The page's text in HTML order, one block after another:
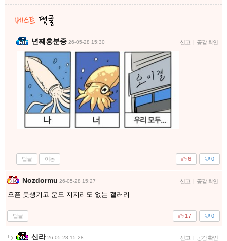
년째흥분중 26-05-28 15:30 신고 | 공감 확인
답글 이동 0
6
Nozdormu 26-05-28 15:27 신고 | 공감 확인
오픈 못생기고 운도 지지리도 없는 갤러리
답글 0
17
신라 26-05-28 15:28 신고 | 공감 확인